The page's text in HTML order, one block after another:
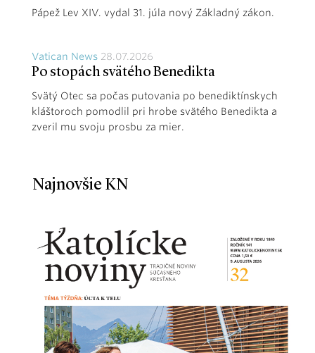
Pápež Lev XIV. vydal 31. júla nový Základný zákon.
Vatican News 28.07.2026
Po stopách svätého Benedikta
Svätý Otec sa počas putovania po benediktínskych
kláštoroch pomodlil pri hrobe svätého Benedikta a
zveril mu svoju prosbu za mier.
Najnovšie KN